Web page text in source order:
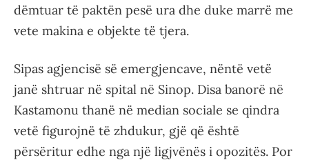
dëmtuar të paktën pesë ura dhe duke marrë me
vete makina e objekte të tjera.
Sipas agjencisë së emergjencave, nëntë vetë
janë shtruar në spital në Sinop. Disa banorë në
Kastamonu thanë në median sociale se qindra
vetë figurojnë të zhdukur, gjë që është
përsëritur edhe nga një ligjvënës i opozitës. Por